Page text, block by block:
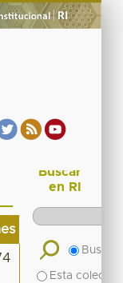
Buscar
en RI
Buscar
Esta